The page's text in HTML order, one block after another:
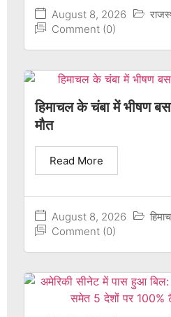
August 8, 2026
Comment (0)
हिमाचल के चंबा में भीषण
मौत
August 8, 2026
Comment (0)
Read More